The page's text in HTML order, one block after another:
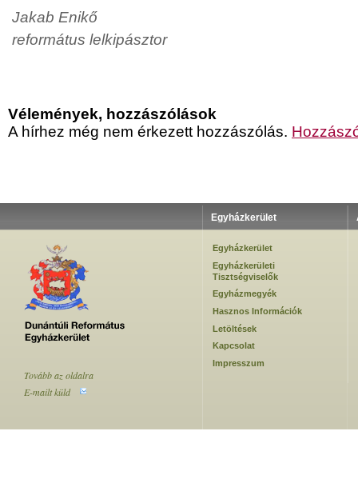
Jakab Enikő
református lelkipásztor
Vélemények, hozzászólások
A hírhez még nem érkezett hozzászólás.
Egyházkerület
Egyházkerület
Egyházkerületi
Tisztségviselők
Egyházmegyék
Hasznos Információk
Letöltések
Kapcsolat
Impresszum
Tovább az oldalra
E-mailt küld